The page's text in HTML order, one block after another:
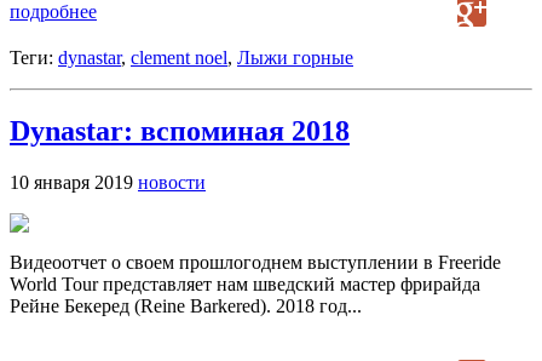
подробнее
Теги: dynastar, clement noel, Лыжи горные
Dynastar: вспоминая 2018
10 января 2019 новости
Видеоотчет о своем прошлогоднем выступлении в Freeride
World Tour представляет нам шведский мастер фрирайда
Рейне Бекеред (Reine Barkered). 2018 год...